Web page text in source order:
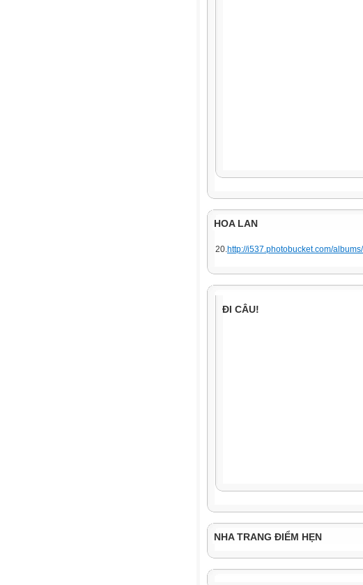
HOA LAN
20.http://i537.photobucket.com/
ĐI CÂU!
NHA TRANG ĐIỂM HẸN